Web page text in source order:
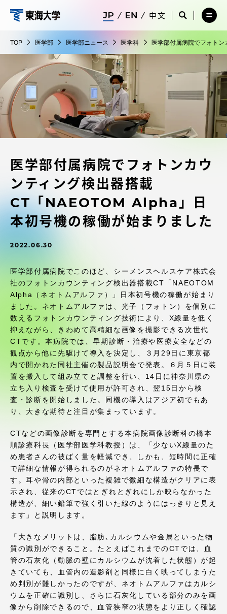
ス
キ
ッ
学
部
中文
サ
検
索
開
サ
イ
索
を
閉
じ
る
メ
ー
を
開
く
TOP 医学部 医学部ニュース 医学科 医学部付属病院でフォト
医学部付属病院でフォトンカウ
ンティング検出器搭載
CT「NAEOTOM Alpha」日
本初号機の稼働が始まりました
2022.06.30
医学部付属病院でこのほど、シーメンスヘルスケア株式会
社のフォトンカウンティング検出器搭載CT「NAEOTOM
Alpha（ネオトムアルファ）」日本初号機の稼働が始まり
ました。ネオトムアルファは、光子（フォトン）を個別に
数えるフォトンカウンティング技術により、X線量を低く
抑えながら、きわめて高精細な画像を撮影できる次世代
CTです。本病院では、早期診断・治療や医療安全などの
観点から他に先駆けて導入を決定し、３月29日に東京都
内で開かれた同社主催の製品説明会で発表。６月５日に装
置を搬入して組み立てと調整を行い、14日に神奈川県の
立ち入り検査を受けて使用が許可され、翌15日から検
査・診断を開始しました。同機の導入はアジア初でもあ
り、大きな期待と注目が集まっています。
CTなどの画像診断を専門とする本病院画像診断科の橋本
順診療科長（医学部医学科教授）は、「少ないX線量のた
め患者さんの被ばく量を軽減でき、しかも、短時間に正確
で詳細な情報が得られるのがネオトムアルファの特長で
す。耳や骨の内部といった複雑で微細な構造がクリアに表
示され、従来のCTではとぎれとぎれにしか映らなかった
構造が、細い鉛筆で強く引いた線のようにはっきりと見え
ます」と説明します。
「大きなメリットは、脂肪､カルシウムや金属といった物
質の識別ができること。たとえばこれまでのCTでは、血
管の石灰化（動脈の壁にカルシウムが沈着した状態）が起
きていても、血管内の造影剤と同様に白く映ってしまうた
め判別が難しかったのですが、ネオトムアルファはカルシ
ウムを正確に識別し、さらに石灰化している部分のみを画
像から削除できるので、血管狭窄の状態をより正しく確認
メ
ニ
を
閉
じ
る
在学生・保護者向けポータル（TIPS）
受験・入学案内
教員・研究者ガイド
大学の概要
教育・研究
受験・入学案内
グローバルネットワーク
学外連携
学園ネットワーク
各種情報・お問い合わせ
アクセス情報
品川キャンパス 湘南キャンパス
伊勢原キャンパス
熊本キャンパス
阿蘇くまもと
臨空キャンパス
札幌キャンパス